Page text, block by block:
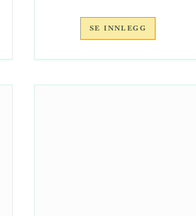
SE INNLEGG